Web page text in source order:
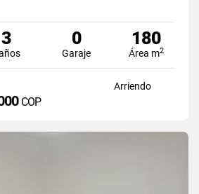
3 0
Garaje
180
Área m2
Arriendo
COP